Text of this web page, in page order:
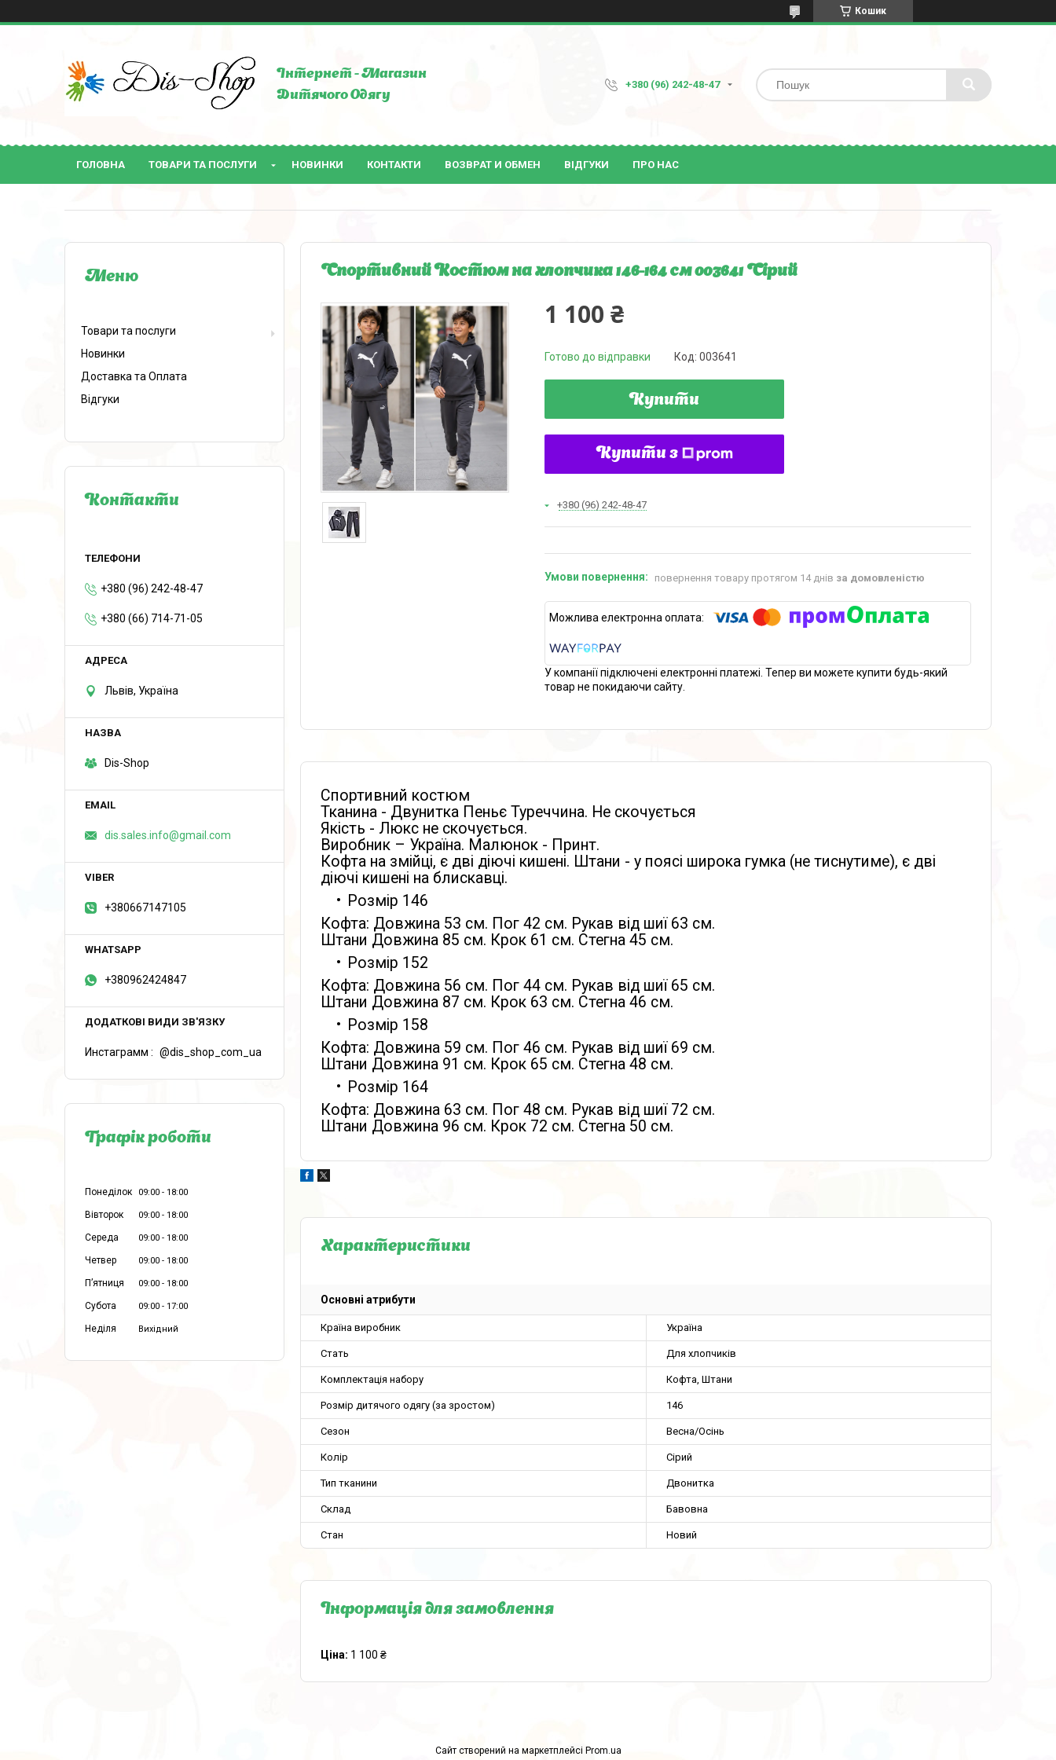
Кошик
Інтернет - Магазин
Дитячого Одягу
+380 (96) 242-48-47
ГОЛОВНА ТОВАРИ ТА ПОСЛУГИ НОВИНКИ КОНТАКТИ ВОЗВРАТ И ОБМЕН ВІДГУКИ ПРО НАС
Спортивний Костюм на хлопчика 146-164 см 003641 Сірий
1 100 ₴
Готово до відправки Код: 003641
Купити
Купити з
+380 (96) 242-48-47
повернення товару протягом 14 днів за домовленістю
У компанії підключені електронні платежі. Тепер ви можете купити будь-який
товар не покидаючи сайту.
Спортивний костюм
Тканина - Двунитка Пеньє Туреччина. Не скочується
Якість - Люкс не скочується.
Виробник – Україна. Малюнок - Принт.
Кофта на змійці, є дві діючі кишені. Штани - у поясі широка гумка (не тиснутиме), є дві
діючі кишені на блискавці.
Розмір 146
Кофта: Довжина 53 см. Пог 42 см. Рукав від шиї 63 см.
Штани Довжина 85 см. Крок 61 см. Стегна 45 см.
Розмір 152
Кофта: Довжина 56 см. Пог 44 см. Рукав від шиї 65 см.
Штани Довжина 87 см. Крок 63 см. Стегна 46 см.
Розмір 158
Кофта: Довжина 59 см. Пог 46 см. Рукав від шиї 69 см.
Штани Довжина 91 см. Крок 65 см. Стегна 48 см.
Розмір 164
Кофта: Довжина 63 см. Пог 48 см. Рукав від шиї 72 см.
Штани Довжина 96 см. Крок 72 см. Стегна 50 см.
Характеристики
Основні атрибути
Країна виробник Україна
Стать Для хлопчиків
Комплектація набору Кофта, Штани
Розмір дитячого одягу (за зростом) 146
Сезон Весна/Осінь
Колір Сірий
Тип тканини Двонитка
Склад Бавовна
Стан Новий
Інформація для замовлення
Ціна: 1 100 ₴
Товари та послуги
Новинки
Доставка та Оплата
Відгуки
Контакти
+380 (96) 242-48-47
+380 (66) 714-71-05
Львів, Україна
Dis-Shop
dis.sales.info@gmail.com
+380667147105
+380962424847
Инстаграмм @dis_shop_com_ua
Графік роботи
Понеділок 09:00 18:00
Вівторок 09:00 18:00
Середа 09:00 18:00
Четвер 09:00 18:00
Пʼятниця 09:00 18:00
Субота 09:00 17:00
Неділя Вихідний
Сайт створений на маркетплейсі Prom.ua